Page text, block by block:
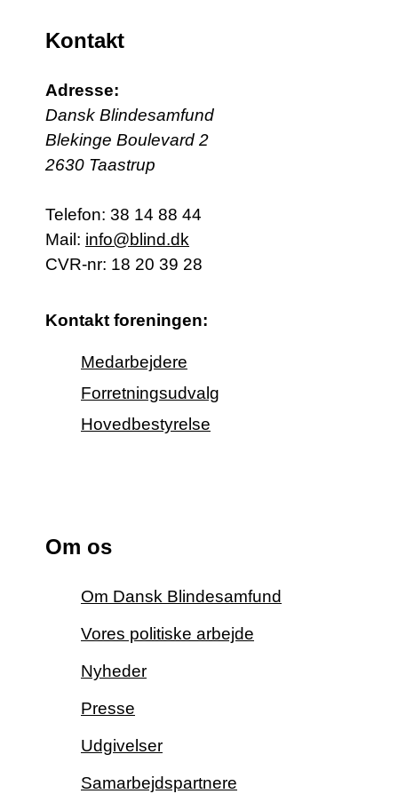
Kontakt
Adresse:
Dansk Blindesamfund
Blekinge Boulevard 2
2630 Taastrup
Telefon: 38 14 88 44
Mail: info@blind.dk
CVR-nr: 18 20 39 28
Kontakt foreningen:
Medarbejdere
Forretningsudvalg
Hovedbestyrelse
Om os
Om Dansk Blindesamfund
Vores politiske arbejde
Nyheder
Presse
Udgivelser
Samarbejdspartnere